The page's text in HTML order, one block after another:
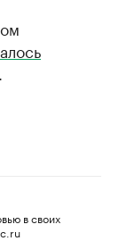
в своих